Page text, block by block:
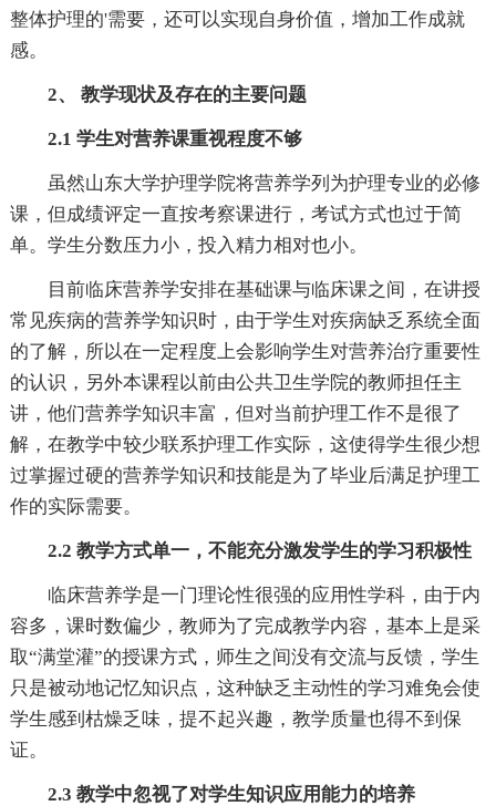
整体护理的'需要，还可以实现自身价值，增加工作成就
感。
2、 教学现状及存在的主要问题
2.1 学生对营养课重视程度不够
虽然山东大学护理学院将营养学列为护理专业的必修
课，但成绩评定一直按考察课进行，考试方式也过于简
单。学生分数压力小，投入精力相对也小。
目前临床营养学安排在基础课与临床课之间，在讲授
常见疾病的营养学知识时，由于学生对疾病缺乏系统全面
的了解，所以在一定程度上会影响学生对营养治疗重要性
的认识，另外本课程以前由公共卫生学院的教师担任主
讲，他们营养学知识丰富，但对当前护理工作不是很了
解，在教学中较少联系护理工作实际，这使得学生很少想
过掌握过硬的营养学知识和技能是为了毕业后满足护理工
作的实际需要。
2.2 教学方式单一，不能充分激发学生的学习积极性
临床营养学是一门理论性很强的应用性学科，由于内
容多，课时数偏少，教师为了完成教学内容，基本上是采
取“满堂灌”的授课方式，师生之间没有交流与反馈，学生
只是被动地记忆知识点，这种缺乏主动性的学习难免会使
学生感到枯燥乏味，提不起兴趣，教学质量也得不到保
证。
2.3 教学中忽视了对学生知识应用能力的培养